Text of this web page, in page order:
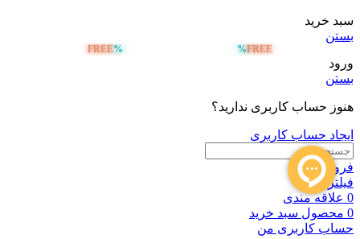
سبد خرید
بستن
FREE
%
%
FREE
ورود
بستن
هنوز حساب کاربری ندارید؟
ایجاد حساب کاربری
فروشگاه
فیلترها
0 علاقه مندی
0 محصول سبد خرید
حساب کاربری من